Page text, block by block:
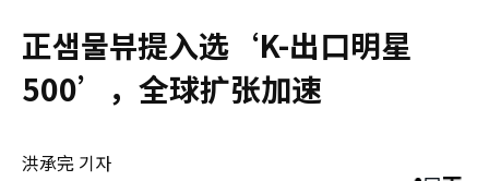
正샘물뷰提入选‘K-出口明星
500’，全球扩张加速
洪承完 기자